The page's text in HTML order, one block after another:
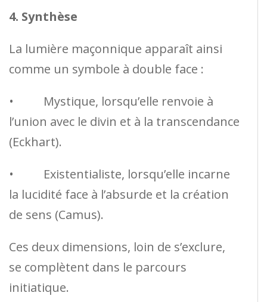
4. Synthèse
La lumière maçonnique apparaît ainsi
comme un symbole à double face :
• Mystique, lorsqu’elle renvoie à
l’union avec le divin et à la transcendance
(Eckhart).
• Existentialiste, lorsqu’elle incarne
la lucidité face à l’absurde et la création
de sens (Camus).
Ces deux dimensions, loin de s’exclure,
se complètent dans le parcours
initiatique.